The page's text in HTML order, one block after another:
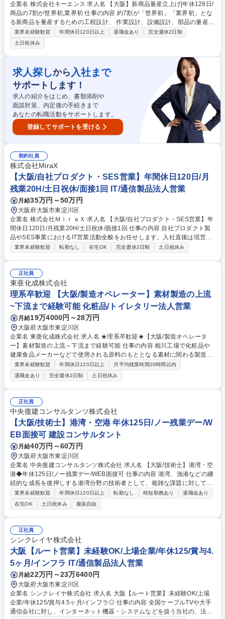
企業名 株式会社キーエンス 求人名 【大阪】新商品量産立上げ|年休128日/
商品の7割が世界初,業界初 仕事の内容 約7割が「世界初」「業界初」とな
る新商品を量産するための工程設計、 作業設計、設備設計、部品の量産立
上、製造委託先での基板実装、組立、調整、検査、梱包までの一連の生産
工程の立上をお任せいたします。 弊社はファブレスですが、重要な量産技
術は社内に保持しており、生産設備は自社で開発しています。 募集職種
【大阪】新商品量産立上げ|年休128日/商品の7割が世界初,業界初
業界未経験歓迎 年間休日120日以上 退職金あり
完全週休2日制
土日祝休み
求人探しから 入社まで
サポートします！
求人の紹介をはじめ、書類添削や
面談対策、内定後の手続きまで
あなたの転職活動をサポートします。
登録してサポートを受ける
契約社員
株式会社MiraX
【大阪/自社プロダクト・SES営業】年間休日120日/月
残業20H/土日祝休/面接1回 IT/通信製品法人営業
月給35万円～50万円
大阪府大阪市東淀川区
企業名 株式会社ＭｉｒａＸ 求人名 【大阪/自社プロダクト・SES営業】年
間休日120日/月残業20H/土日祝休/面接1回 仕事の内容 自社プロダクト製
品やSES事業におけるIT営業活動全般をお任せします。入社直後は現営業
社員の同行からスタートいただき、徐々に業務全般を担っていただきま
流会でのネットワーキング 【自社プロダクト】既存顧客：製品のフォロ
ー、問い合わせの回答など 【SES営業】 既存顧客：継続案件フォロー、
エンジニア稼働状況の確認 ・エンジニア管理：自社社員・パートナー社員
の状況を把握し、適切なアサインを実施 募集職種 【大阪/自社プロダク
ト・SES営業】年間休日120日/月残業20H/土日祝休/面接1回
業界未経験歓迎 転勤なし 在宅OK 完全週休2日制 土日祝休み
正社員
東亜化成株式会社
理系卒歓迎 【大阪/製造オペレーター】素材製造の上流
~下流まで経験可能 化粧品/トイレタリー法人営業
月給19万4000円～28万円
大阪府大阪市東淀川区
企業名 東亜化成株式会社 求人名 ★理系卒歓迎★【大阪/製造オペレータ
ー】素材製造の上流～下流まで経験可能 仕事の内容 相川工場で化粧品や
健康食品メーカーなどで使用される原料のもととなる素材に関わる製造オ
ペレーターを担当いただきます。単なるオペレーターではなく、素材製造
の上流～下流まで幅広くスキルを習得いただきます。 【詳細】■海外の取
引先から調達した原料のもととなる素材を生成加工していただきます。調
査・調達といった上流工程から商品を納品するまで一貫した価値をお客様
に供給できます。■工場内の品質保証部と協業しながら新製品の開発に携
わる事もあります。営業やお客様との協業から天然ワックスを用いたマス
カラのカール保持力を高める素材の共同開発なども行っております。（共
同特許取得） 募集職種 ★理系卒歓迎★【大阪/製造オペレーター】素材製
造の上流～下流まで経験可能
業界未経験歓迎 年間休日120日以上
月平均残業時間20時間以内
退職金あり
完全週休2日制 土日祝休み
正社員
中央復建コンサルタンツ株式会社
【大阪/技術士】港湾・空港 年休125日/ノー残業デー/W
EB面接可 建設コンサルタント
月給40万円～60万円
大阪府大阪市東淀川区
企業名 中央復建コンサルタンツ株式会社 求人名 【大阪/技術士】港湾・空
港◆年休125日/ノー残業デー/WEB面接可 仕事の内容 港湾、漁港などの継
続的な成長を後押しする港湾分野の技術者として、複雑な課題に対して柔
軟に対応できる方を募集します。勤続年数に関係なく、自分のやりたいこ
とに取り組むことができる環境です。 【事業内容】当社は、港湾、漁港な
どの様々な事業において、施設の目的・機能に応じた最適な構造を提案・
設計するとともに、高潮、地震、津波などの自然災害だけでなく近年の気
候変動への対応(防災設計、数値シミュレーション)、既存インフラの長寿
命化のための維持管理(点検、補修・補強設計)などに取り組んでいます。
※変更の範囲：当社業務全般 募集職種 【大阪/技術士】港湾・空港◆年休
125日/ノー残業デー/WEB面接可
業界未経験歓迎 年間休日120日以上 転勤なし 時短勤務あり
退職金あり
在宅OK
土日祝休み 服装自由
正社員
シンクレイヤ株式会社
大阪【ルート営業】未経験OK/上場企業/年休125/賞与4.
5ヶ月/インフラ IT/通信製品法人営業
月給22万円～23万6400円
大阪府大阪市東淀川区
企業名 シンクレイヤ株式会社 求人名 大阪【ルート営業】未経験OK/上場
企業/年休125/賞与4.5ヶ月/インフラ◎ 仕事の内容 全国ケーブルTVや大手
通信会社に対し、インターネット機器・システムなどを扱う当社の、法人